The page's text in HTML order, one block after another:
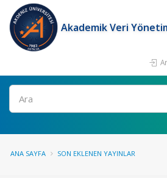
Akademik Veri
Ara
ANA SAYFA SON EKLENEN YAYINLAR